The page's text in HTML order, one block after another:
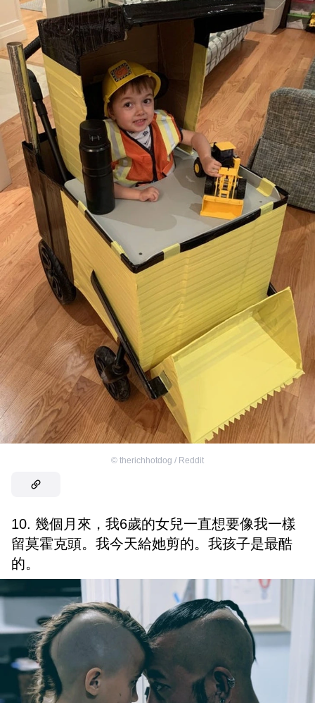
© therichhotdog / Reddit
10. 幾個月來，我6歲的女兒一直想要像我一樣
留莫霍克頭。我今天給她剪的。我孩子是最酷
的。